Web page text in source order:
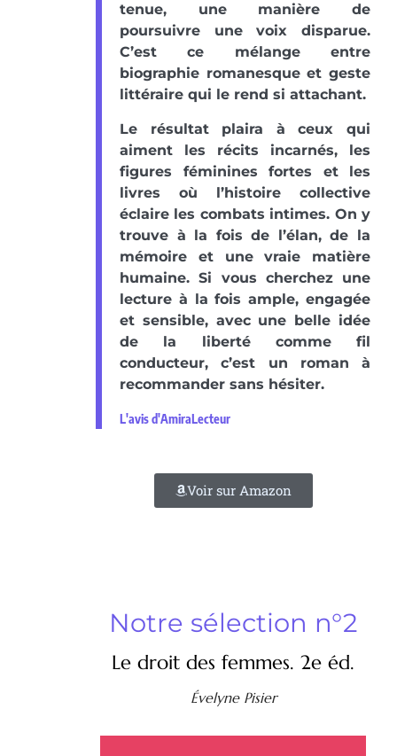
tenue, une manière de
poursuivre une voix disparue.
C’est ce mélange entre
biographie romanesque et geste
littéraire qui le rend si attachant.
Le résultat plaira à ceux qui
aiment les récits incarnés, les
figures féminines fortes et les
livres où l’histoire collective
éclaire les combats intimes. On y
trouve à la fois de l’élan, de la
mémoire et une vraie matière
humaine. Si vous cherchez une
lecture à la fois ample, engagée
et sensible, avec une belle idée
de la liberté comme fil
conducteur, c’est un roman à
recommander sans hésiter.
L'avis d'AmiraLecteur
Voir sur Amazon
Notre sélection n°2
Le droit des femmes. 2e éd.
Évelyne Pisier